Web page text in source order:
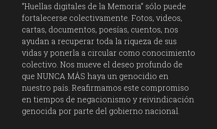
“Huellas digitales de la Memoria” sólo puede
fortalecerse colectivamente. Fotos, videos,
cartas, documentos, poesías, cuentos, nos
ayudan a recuperar toda la riqueza de sus
vidas y ponerla a circular como conocimiento
colectivo. Nos mueve el deseo profundo de
que NUNCA MÁS haya un genocidio en
nuestro país. Reafirmamos este compromiso
en tiempos de negacionismo y reivindicación
genocida por parte del gobierno nacional.